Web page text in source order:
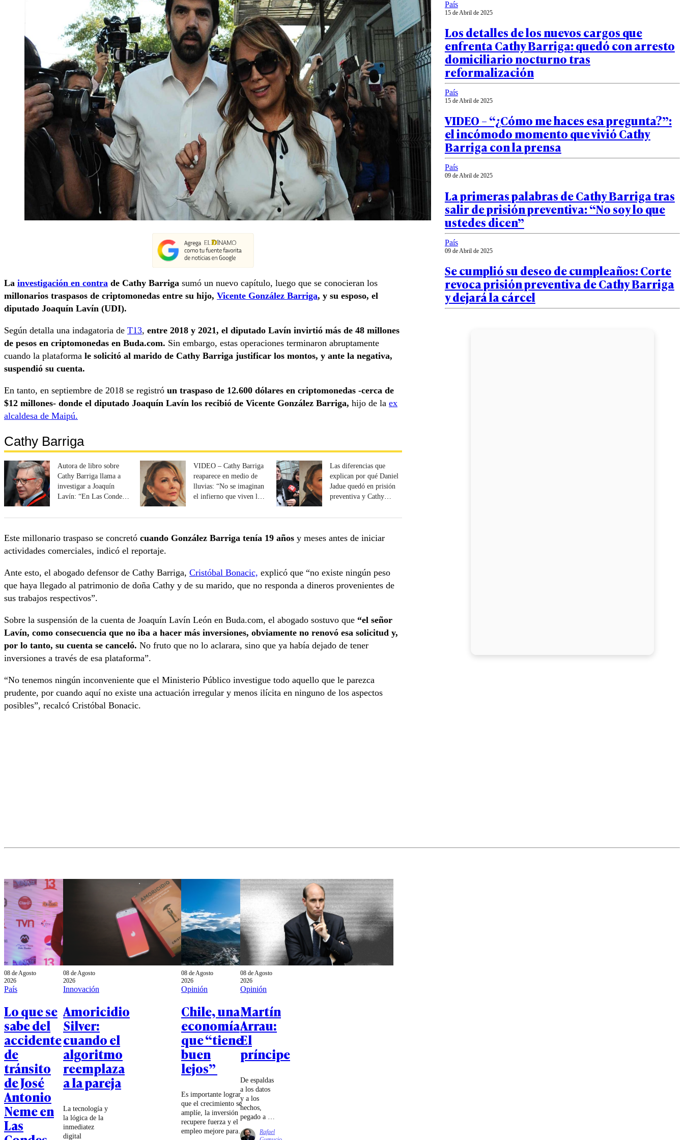
La investigación en contra de Cathy Barriga sumó un nuevo capítulo, luego que se conocieran los
millonarios traspasos de criptomonedas entre su hijo, Vicente González Barriga, y su esposo, el
diputado Joaquín Lavín (UDI).
Según detalla una indagatoria de T13, entre 2018 y 2021, el diputado Lavín invirtió más de 48 millones
de pesos en criptomonedas en Buda.com. Sin embargo, estas operaciones terminaron abruptamente
cuando la plataforma le solicitó al marido de Cathy Barriga justificar los montos, y ante la negativa,
suspendió su cuenta.
En tanto, en septiembre de 2018 se registró un traspaso de 12.600 dólares en criptomonedas -cerca de
$12 millones- donde el diputado Joaquín Lavín los recibió de Vicente González Barriga, hijo de la ex
alcaldesa de Maipú.
Cathy Barriga
Autora de libro sobre
Cathy Barriga llama a
investigar a Joaquín
Lavín: “En Las Condes
VIDEO – Cathy Barriga
reaparece en medio de
lluvias: “No se imaginan
el infierno que viven las
Las diferencias que
explican por qué Daniel
Jadue quedó en prisión
preventiva y Cathy
Este millonario traspaso se concretó cuando González Barriga tenía 19 años y meses antes de iniciar
actividades comerciales, indicó el reportaje.
Ante esto, el abogado defensor de Cathy Barriga, Cristóbal Bonacic, explicó que “no existe ningún peso
que haya llegado al patrimonio de doña Cathy y de su marido, que no responda a dineros provenientes de
sus trabajos respectivos”.
Sobre la suspensión de la cuenta de Joaquín Lavín León en Buda.com, el abogado sostuvo que “el señor
Lavín, como consecuencia que no iba a hacer más inversiones, obviamente no renovó esa solicitud y,
por lo tanto, su cuenta se canceló. No fruto que no lo aclarara, sino que ya había dejado de tener
inversiones a través de esa plataforma”.
“No tenemos ningún inconveniente que el Ministerio Público investigue todo aquello que le parezca
prudente, por cuando aquí no existe una actuación irregular y menos ilícita en ninguno de los aspectos
posibles”, recalcó Cristóbal Bonacic.
País
15 de Abril de 2025
Los detalles de los nuevos cargos que
enfrenta Cathy Barriga: quedó con arresto
domiciliario nocturno tras
reformalización
País
15 de Abril de 2025
VIDEO – “¿Cómo me haces esa pregunta?”:
el incómodo momento que vivió Cathy
Barriga con la prensa
País
09 de Abril de 2025
La primeras palabras de Cathy Barriga tras
salir de prisión preventiva: “No soy lo que
ustedes dicen”
País
09 de Abril de 2025
Se cumplió su deseo de cumpleaños: Corte
revoca prisión preventiva de Cathy Barriga
y dejará la cárcel
08 de Agosto
2026
País
Lo que se
sabe del
accidente
de
tránsito
de José
Antonio
Neme en
Las
08 de Agosto
2026
Innovación
Amoricidio
Silver:
cuando el
algoritmo
reemplaza
a la pareja
La tecnología y
la lógica de la
inmediatez
digital
08 de Agosto
2026
Opinión
Chile, una
economía
que “tiene
buen
lejos”
Es importante lograr
que el crecimiento se
amplíe, la inversión
recupere fuerza y el
empleo mejore para
08 de Agosto
2026
Opinión
Martín
Arrau:
El
príncipe
De espaldas
a los datos
y a los
hechos,
pegado a la
Chile pide
Rafael